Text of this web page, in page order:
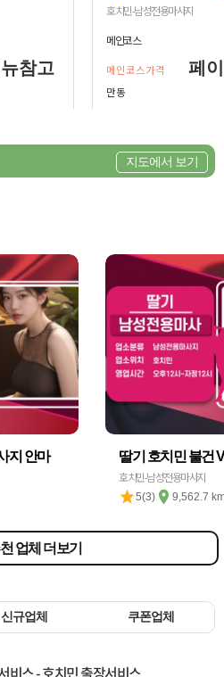
참고
호치민-남성전용마사지
메인코스
메인코스가격 페
만동
지도에서 보기
지 안마
딸기 호치민 불건
호치민-남성전용마사지
5(3) 9,562.7
업체 더보기
신규업체 쿠폰업체
비스 - 호치민 출장서비스